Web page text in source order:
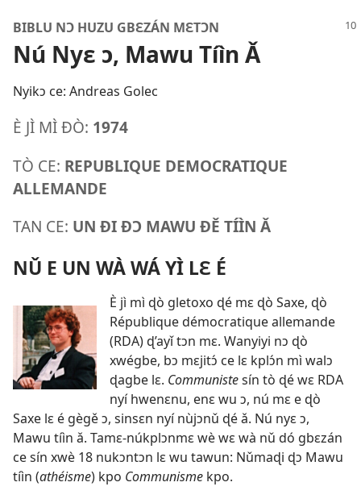
BIBLU NƆ HUZU GBƐZÁN MƐTƆN
Nú Nyɛ ɔ, Mawu Tíìn Ǎ
Nyikɔ ce: Andreas Golec
È JÌ MÌ ÐÒ: 1974
TÒ CE: REPUBLIQUE DEMOCRATIQUE
ALLEMANDE
TAN CE: UN ÐI ÐƆ MAWU ÐĚ TÍÌN Ǎ
NǓ E UN WÀ WÁ YÌ LƐ É
È jì mì ɖò gletoxo ɖé mɛ ɖò Saxe, ɖò
République démocratique allemande
(RDA) ɖ’ayǐ tɔn mɛ. Wanyiyi nɔ ɖò
xwégbe, bɔ mɛjitɔ́ ce lɛ kplɔ́n mì walɔ
ɖagbe lɛ. Communistesín tò ɖé wɛ RDA
nyí hwenɛnu, enɛ wu ɔ, nú mɛ e ɖò
Saxe lɛ é gègě ɔ, sinsɛn nyí nùjɔnǔ ɖé ǎ. Nú nyɛ ɔ,
Mawu tíìn ǎ. Tamɛ-núkplɔnmɛ wè wɛ wà nǔ dó gbɛzán
ce sín xwè 18 nukɔntɔn lɛ wu tawun: Nǔmaɖi ɖɔ Mawu
tíìn (athéisme) kpo Communisme kpo.